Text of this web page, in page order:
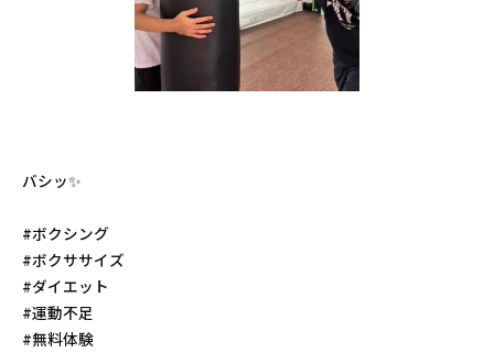
バシッ✨️
#ボクシング
#ボクササイズ
#ダイエット
#運動不足
#無料体験